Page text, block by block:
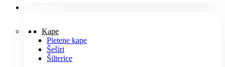
Kape
Pletene kape
Šeširi
Šilterice